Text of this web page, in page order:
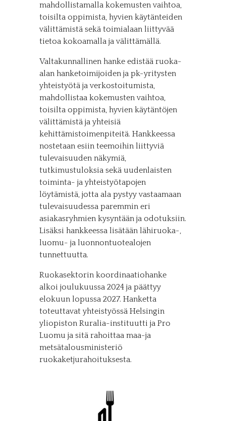
mahdollistamalla kokemusten vaihtoa,
toisilta oppimista, hyvien käytänteiden
välittämistä sekä toimialaan liittyvää
tietoa kokoamalla ja välittämällä.
Valtakunnallinen hanke edistää ruoka-
alan hanketoimijoiden ja pk-yritysten
yhteistyötä ja verkostoitumista,
mahdollistaa kokemusten vaihtoa,
toisilta oppimista, hyvien käytäntöjen
välittämistä ja yhteisiä
kehittämistoimenpiteitä. Hankkeessa
nostetaan esiin teemoihin liittyviä
tulevaisuuden näkymiä,
tutkimustuloksia sekä uudenlaisten
toiminta- ja yhteistyötapojen
löytämistä, jotta ala pystyy vastaamaan
tulevaisuudessa paremmin eri
asiakasryhmien kysyntään ja odotuksiin.
Lisäksi hankkeessa lisätään lähiruoka-,
luomu- ja luonnontuotealojen
tunnettuutta.
Ruokasektorin koordinaatiohanke
alkoi joulukuussa 2024 ja päättyy
elokuun lopussa 2027. Hanketta
toteuttavat yhteistyössä Helsingin
yliopiston Ruralia-instituutti ja Pro
Luomu ja sitä rahoittaa maa-ja
metsätalousministeriö
ruokaketjurahoituksesta.